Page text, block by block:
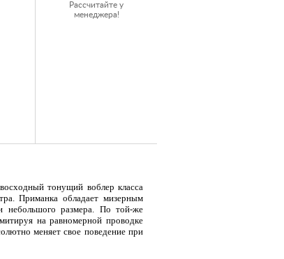
Рассчитайте у
менеджера!
тонущий воблер класса
Приманка обладает мизерным
небольшого размера. По той-же
на равномерной проводке
меняет свое поведение при